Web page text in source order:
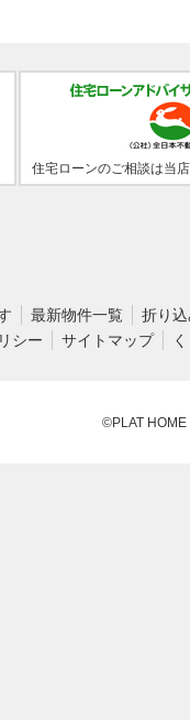
住宅ローンのご相談は当
最新物件一覧
折り
シー サイトマップ
©PLAT HOME